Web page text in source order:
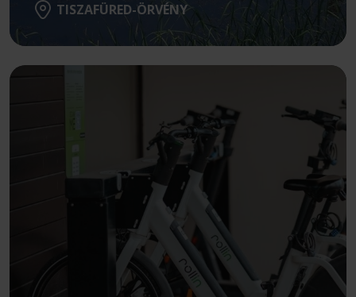
TISZAFÜRED-ÖRVÉNY